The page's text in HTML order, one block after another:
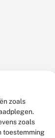
zoals
zoals
toestemming